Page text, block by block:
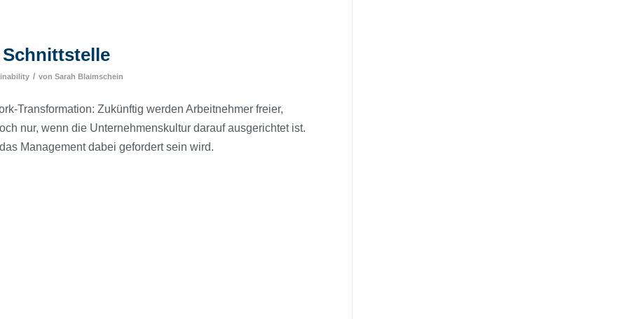
Schnittstelle
/ von Sarah Blaimschein
Transformation: Zukünftig werden Arbeitnehmer freier,
nur, wenn die Unternehmenskultur darauf ausgerichtet ist.
Management dabei gefordert sein wird.